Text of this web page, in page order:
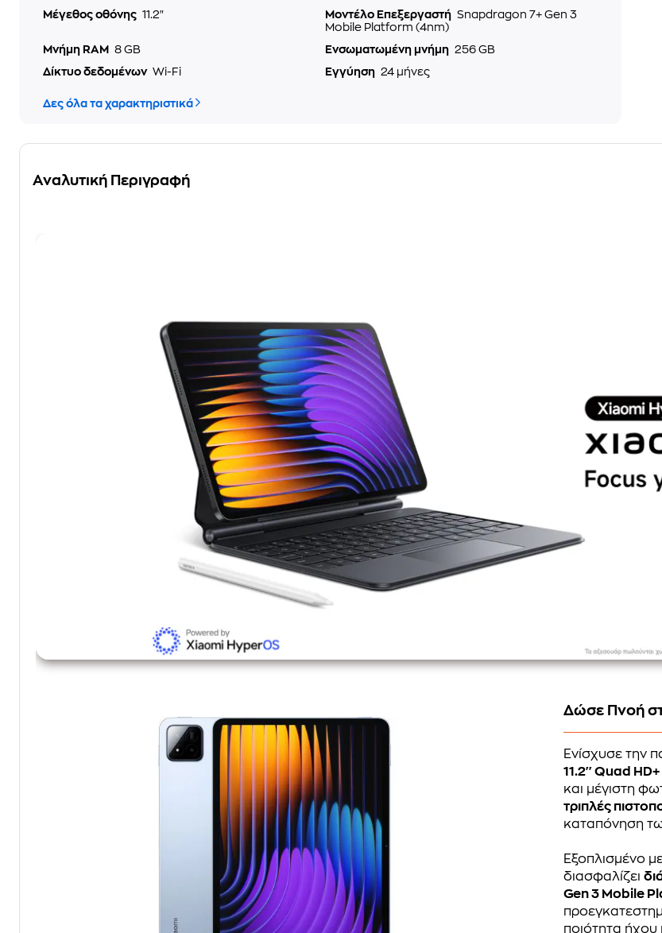
Μέγεθος οθόνης 11.2" Μοντέλο Επεξεργαστή Snapdragon 7+ Gen 3
Mobile Platform (4nm)
Μνήμη RAM
8 GB Ενσωματωμένη μνήμη 256 GB
Δίκτυο δεδομένων Wi-Fi Εγγύηση 24 μήνες
Δες όλα τα χαρακτηριστικά
Αναλυτική Περιγραφή
Δώσε Πνοή
Ενίσχυσε την
11.2'' Quad HD+
και μέγιστη
τριπλές
καταπόνηση
Εξοπλισμένο
διασφαλίζει
Gen 3 Mobile
ποιότητα ήχου